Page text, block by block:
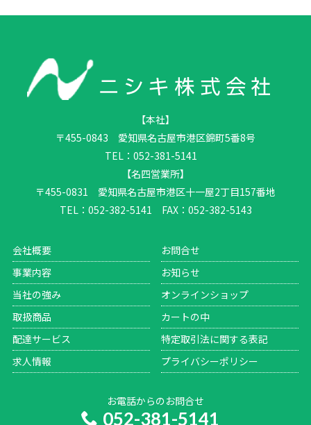
【本社】
〒455-0843 愛知県名古屋市港区錦町5番8号
TEL：052-381-5141
【名四営業所】
〒455-0831 愛知県名古屋市港区十一屋2丁目157番地
TEL：052-382-5141 FAX：052-382-5143
会社概要
事業内容
当社の強み
取扱商品
配達サービス
求人情報
お問合せ
お知らせ
オンラインショップ
カートの中
特定取引法に関する表記
プライバシーポリシー
お電話からのお問合せ
052-381-5141